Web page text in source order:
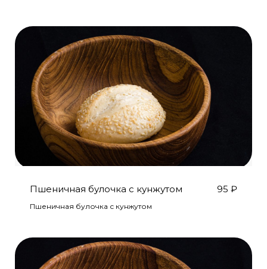
Пшеничная булочка с кунжутом 95 ₽
Пшеничная булочка с кунжутом